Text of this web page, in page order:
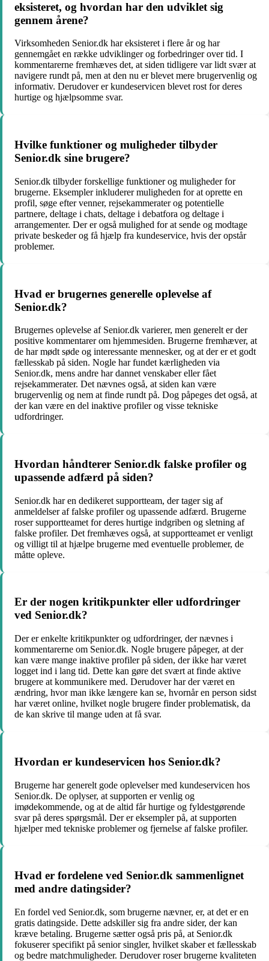
eksisteret, og hvordan har den udviklet sig
gennem årene?
Virksomheden Senior.dk har eksisteret i flere år og har
gennemgået en række udviklinger og forbedringer over tid. I
kommentarerne fremhæves det, at siden tidligere var lidt svær at
navigere rundt på, men at den nu er blevet mere brugervenlig og
informativ. Derudover er kundeservicen blevet rost for deres
hurtige og hjælpsomme svar.
Hvilke funktioner og muligheder tilbyder
Senior.dk sine brugere?
Senior.dk tilbyder forskellige funktioner og muligheder for
brugerne. Eksempler inkluderer muligheden for at oprette en
profil, søge efter venner, rejsekammerater og potentielle
partnere, deltage i chats, deltage i debatfora og deltage i
arrangementer. Der er også mulighed for at sende og modtage
private beskeder og få hjælp fra kundeservice, hvis der opstår
problemer.
Hvad er brugernes generelle oplevelse af
Senior.dk?
Brugernes oplevelse af Senior.dk varierer, men generelt er der
positive kommentarer om hjemmesiden. Brugerne fremhæver, at
de har mødt søde og interessante mennesker, og at der er et godt
fællesskab på siden. Nogle har fundet kærligheden via
Senior.dk, mens andre har dannet venskaber eller fået
rejsekammerater. Det nævnes også, at siden kan være
brugervenlig og nem at finde rundt på. Dog påpeges det også, at
der kan være en del inaktive profiler og visse tekniske
udfordringer.
Hvordan håndterer Senior.dk falske profiler og
upassende adfærd på siden?
Senior.dk har en dedikeret supportteam, der tager sig af
anmeldelser af falske profiler og upassende adfærd. Brugerne
roser supportteamet for deres hurtige indgriben og sletning af
falske profiler. Det fremhæves også, at supportteamet er venligt
og villigt til at hjælpe brugerne med eventuelle problemer, de
måtte opleve.
Er der nogen kritikpunkter eller udfordringer
ved Senior.dk?
Der er enkelte kritikpunkter og udfordringer, der nævnes i
kommentarerne om Senior.dk. Nogle brugere påpeger, at der
kan være mange inaktive profiler på siden, der ikke har været
logget ind i lang tid. Dette kan gøre det svært at finde aktive
brugere at kommunikere med. Derudover har der været en
ændring, hvor man ikke længere kan se, hvornår en person sidst
har været online, hvilket nogle brugere finder problematisk, da
de kan skrive til mange uden at få svar.
Hvordan er kundeservicen hos Senior.dk?
Brugerne har generelt gode oplevelser med kundeservicen hos
Senior.dk. De oplyser, at supporten er venlig og
imødekommende, og at de altid får hurtige og fyldestgørende
svar på deres spørgsmål. Der er eksempler på, at supporten
hjælper med tekniske problemer og fjernelse af falske profiler.
Hvad er fordelene ved Senior.dk sammenlignet
med andre datingsider?
En fordel ved Senior.dk, som brugerne nævner, er, at det er en
gratis datingside. Dette adskiller sig fra andre sider, der kan
kræve betaling. Brugerne sætter også pris på, at Senior.dk
fokuserer specifikt på senior singler, hvilket skaber et fællesskab
og bedre matchmuligheder. Derudover roser brugerne kvaliteten